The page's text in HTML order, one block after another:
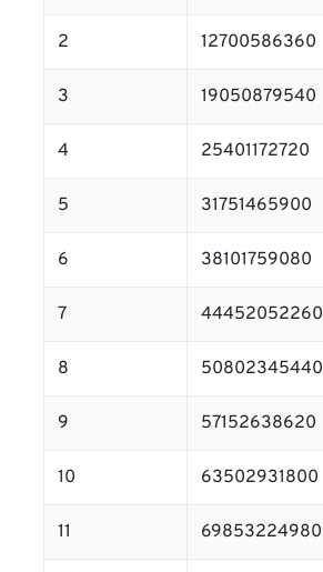
2 12700586360
3 19050879540
4 25401172720
5 31751465900
6 38101759080
7 44452052260
8 50802345440
9 57152638620
10 63502931800
11 69853224980